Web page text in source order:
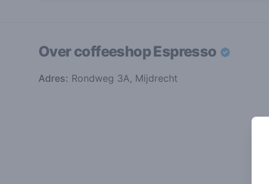
Over coffeeshopEspresso
Adres: Rondweg 3A, Mijdrecht